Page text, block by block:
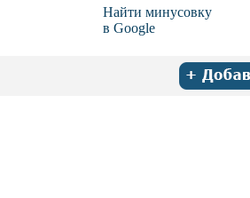
Найти минусовку
в Google